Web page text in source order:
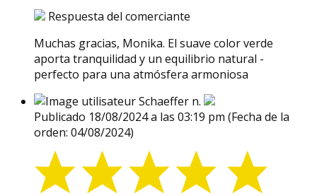
Respuesta del comerciante
Muchas gracias, Monika. El suave color verde
aporta tranquilidad y un equilibrio natural -
perfecto para una atmósfera armoniosa
Schaeffer n.
Publicado 18/08/2024 a las 03:19 pm (Fecha de la
orden: 04/08/2024)